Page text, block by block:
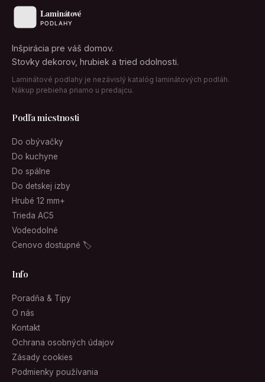
Inšpirácia pre váš domov.
Stovky dekorov, hrubiek a tried odolnosti.
Laminátové podlahy je nezávislý katalóg laminátových podláh.
Nákup prebieha priamo u predajcu.
Podľa miestnosti
Do obývačky
Do kuchyne
Do spálne
Do detskej izby
Hrubé 12 mm+
Trieda AC5
Vodeodolné
Cenovo dostupné 🏷
Info
Poradňa & Tipy
O nás
Kontakt
Ochrana osobných údajov
Zásady cookies
Podmienky používania